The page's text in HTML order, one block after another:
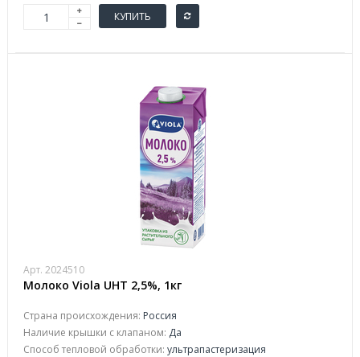
КУПИТЬ
Арт. 2024510
Молоко Viola UHT 2,5%, 1кг
Страна происхождения: Россия
Наличие крышки с клапаном: Да
Способ тепловой обработки: ультрапастеризация